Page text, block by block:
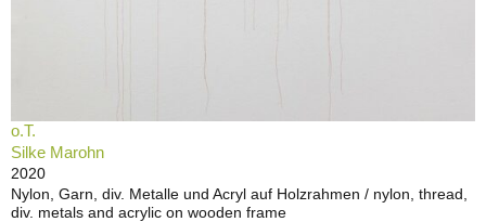
o.T.
Silke Marohn
2020
Nylon, Garn, div. Metalle und Acryl auf Holzrahmen / nylon, thread,
div. metals and acrylic on wooden frame